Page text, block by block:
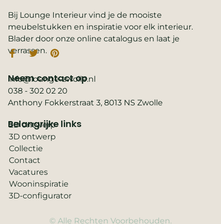
Bij Lounge Interieur vind je de mooiste
meubelstukken en inspiratie voor elk interieur.
Blader door onze online catalogus en laat je
verrassen.
Belangrijke links
2D ontwerp
3D ontwerp
Collectie
Contact
Vacatures
Wooninspiratie
3D-configurator
Neem contact op
info@lounge-zwolle.nl
038 - 302 02 20
Anthony Fokkerstraat 3, 8013 NS Zwolle
© Alle Rechten Voorbehouden.